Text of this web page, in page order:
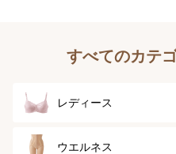
すべてのカテ
レディース
ブラジャー
ウエルネス